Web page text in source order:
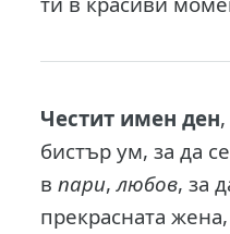
Честит имен ден
бистър ум, за да
впари,любов, за
прекрасната